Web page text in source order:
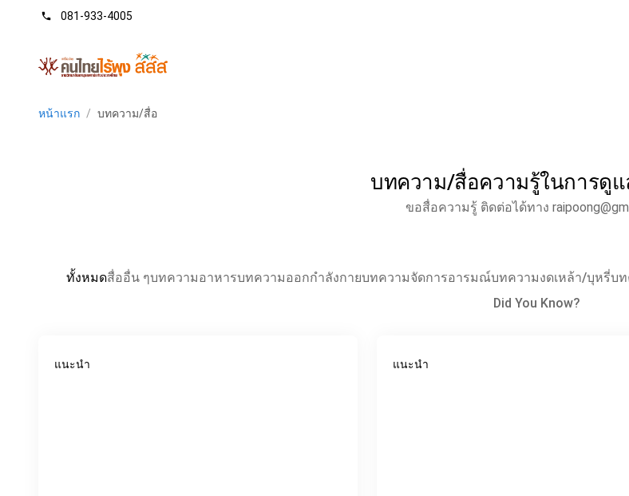
phone 081-933-4005
หน้าแรก / บทความ/สื่อ
บทความ/สื่อความรู้ในการดู
ขอสื่อความรู้ ติดต่อได้ทาง
ทั้งหมดสื่ออื่น ๆบทความอาหารบทความออกกำลังกายบทความจัดการอารมณ์บทความงดเหล้า/บุหรี่บท
Did You Know?
แนะนำ แนะนำ